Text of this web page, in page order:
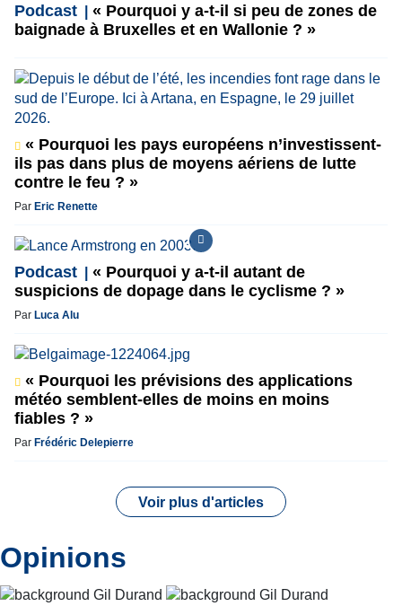
Podcast
« Pourquoi y a-t-il si peu de zones de
baignade à Bruxelles et en Wallonie ? »
« Pourquoi les pays européens n’investissent-
ils pas dans plus de moyens aériens de lutte
contre le feu ? »
Par Eric Renette
Podcast
« Pourquoi y a-t-il autant de
suspicions de dopage dans le cyclisme ? »
Par Luca Alu
« Pourquoi les prévisions des applications
météo semblent-elles de moins en moins
fiables ? »
Par Frédéric Delepierre
Voir plus d'articles
Opinions